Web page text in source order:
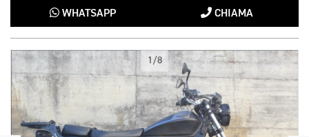
WHATSAPP CHIAMA
1/8